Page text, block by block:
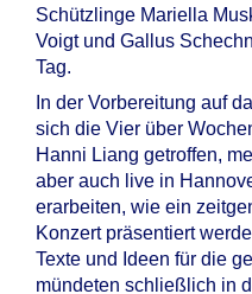
Schützlinge Mariella
Voigt und Gallus
Tag.
In der Vorbereitung auf
sich die Vier über
Hanni Liang getroffen,
aber auch live in
erarbeiten, wie ein
Konzert präsentiert
Texte und Ideen für die
mündeten schließlich in